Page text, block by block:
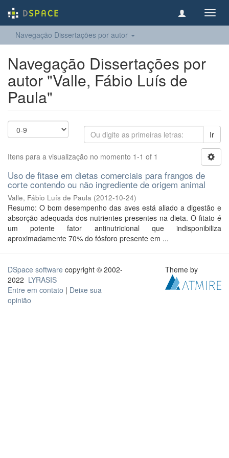
Navegação Dissertações por autor
Navegação Dissertações por
autor "Valle, Fábio Luís de
Paula"
Ir
Itens para a visualização no momento 1-1 of 1
Uso de fitase em dietas comerciais para frangos de
corte contendo ou não ingrediente de origem animal
Valle, Fábio Luís de Paula (2012-10-24)
Resumo: O bom desempenho das aves está aliado a digestão e
absorção adequada dos nutrientes presentes na dieta. O fitato é
um potente fator antinutricional que indisponibiliza
aproximadamente 70% do fósforo presente em ...
DSpace software copyright © 2002-
2022 LYRASIS
Entre em contato | Deixe sua
opinião
Theme by